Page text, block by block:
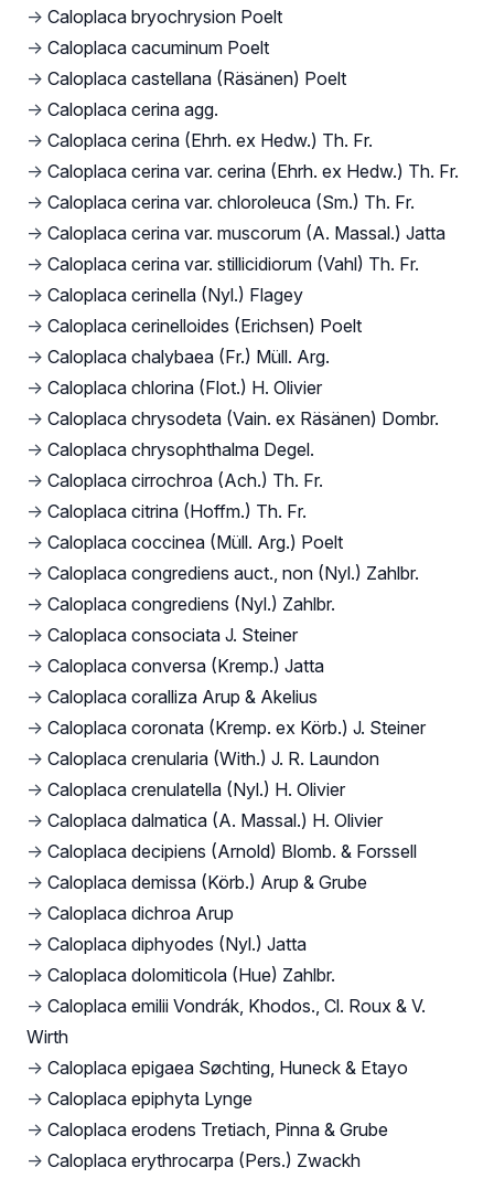
→ Caloplaca bryochrysion Poelt
→ Caloplaca cacuminum Poelt
→ Caloplaca castellana (Räsänen) Poelt
→ Caloplaca cerina agg.
→ Caloplaca cerina (Ehrh. ex Hedw.) Th. Fr.
→ Caloplaca cerina var. cerina (Ehrh. ex Hedw.) Th. Fr.
→ Caloplaca cerina var. chloroleuca (Sm.) Th. Fr.
→ Caloplaca cerina var. muscorum (A. Massal.) Jatta
→ Caloplaca cerina var. stillicidiorum (Vahl) Th. Fr.
→ Caloplaca cerinella (Nyl.) Flagey
→ Caloplaca cerinelloides (Erichsen) Poelt
→ Caloplaca chalybaea (Fr.) Müll. Arg.
→ Caloplaca chlorina (Flot.) H. Olivier
→ Caloplaca chrysodeta (Vain. ex Räsänen) Dombr.
→ Caloplaca chrysophthalma Degel.
→ Caloplaca cirrochroa (Ach.) Th. Fr.
→ Caloplaca citrina (Hoffm.) Th. Fr.
→ Caloplaca coccinea (Müll. Arg.) Poelt
→ Caloplaca congrediens auct., non (Nyl.) Zahlbr.
→ Caloplaca congrediens (Nyl.) Zahlbr.
→ Caloplaca consociata J. Steiner
→ Caloplaca conversa (Kremp.) Jatta
→ Caloplaca coralliza Arup & Akelius
→ Caloplaca coronata (Kremp. ex Körb.) J. Steiner
→ Caloplaca crenularia (With.) J. R. Laundon
→ Caloplaca crenulatella (Nyl.) H. Olivier
→ Caloplaca dalmatica (A. Massal.) H. Olivier
→ Caloplaca decipiens (Arnold) Blomb. & Forssell
→ Caloplaca demissa (Körb.) Arup & Grube
→ Caloplaca dichroa Arup
→ Caloplaca diphyodes (Nyl.) Jatta
→ Caloplaca dolomiticola (Hue) Zahlbr.
→ Caloplaca emilii Vondrák, Khodos., Cl. Roux & V.
Wirth
→ Caloplaca epigaea Søchting, Huneck & Etayo
→ Caloplaca epiphyta Lynge
→ Caloplaca erodens Tretiach, Pinna & Grube
→ Caloplaca erythrocarpa (Pers.) Zwackh